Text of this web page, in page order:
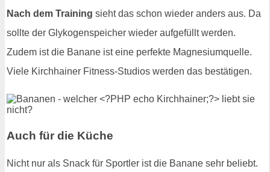
Nach dem Training sieht das schon wieder anders aus. Da
sollte der Glykogenspeicher wieder aufgefüllt werden.
Zudem ist die Banane ist eine perfekte Magnesiumquelle.
Viele Kirchhainer Fitness-Studios werden das bestätigen.
Auch für die Küche
Nicht nur als Snack für Sportler ist die Banane sehr beliebt.